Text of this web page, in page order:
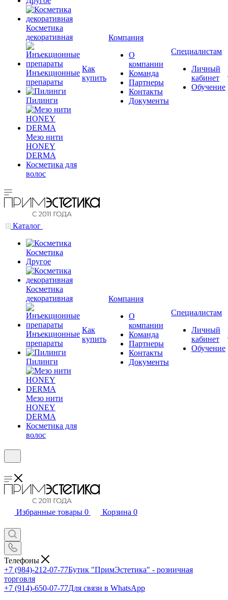
Косметика
декоративная
Инъекционные
препараты
Пилинги
Мезо нити
HONEY
DERMA
Косметика для
волос
Как
купить
Компания
О
компании
Команда
Партнеры
Контакты
Документы
Специалистам
Личный
кабинет
Обучение
Каталог
Косметика
Другое
Косметика
декоративная
Инъекционные
препараты
Пилинги
Мезо нити
HONEY
DERMA
Косметика для
волос
Как
купить
Компания
О
компании
Команда
Партнеры
Контакты
Документы
Специалистам
Личный
кабинет
Обучение
Избранные товары 0 Корзина 0
Телефоны
+7 (984)-212-07-77Бутик "ПримЭстетика" - розничная
торговля
+7 (914)-650-07-77Для связи в WhatsApp